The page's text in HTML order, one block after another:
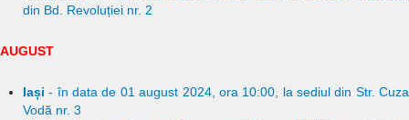
din Bd. Revoluției nr. 2
AUGUST
Iași - în data de 01 august 2024, ora 10:00, la sediul din Str. Cuza
Vodă nr. 3